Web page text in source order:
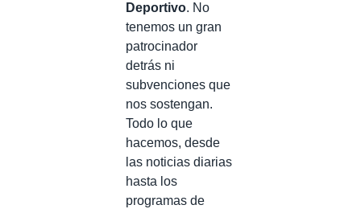
Deportivo. No
tenemos un gran
patrocinador
detrás ni
subvenciones que
nos sostengan.
Todo lo que
hacemos, desde
las noticias diarias
hasta los
programas de